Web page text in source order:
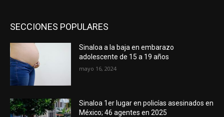
SECCIONES POPULARES
Sinaloa a la baja en embarazo
adolescente de 15 a 19 años
mayo 16, 2024
Sinaloa 1er lugar en policías asesinados en
México; 46 agentes en 2025